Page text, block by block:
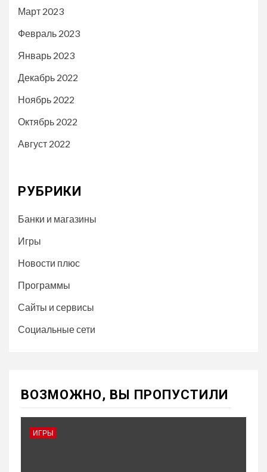
Март 2023
Февраль 2023
Январь 2023
Декабрь 2022
Ноябрь 2022
Октябрь 2022
Август 2022
РУБРИКИ
Банки и магазины
Игры
Новости плюс
Программы
Сайты и сервисы
Социальные сети
ВОЗМОЖНО, ВЫ ПРОПУСТИЛИ
ИГРЫ